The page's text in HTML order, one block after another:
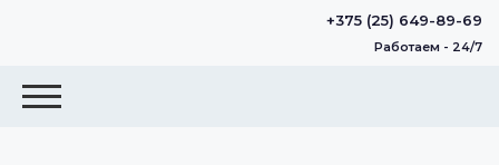
+375 (25) 649-89-69
Работаем - 24/7